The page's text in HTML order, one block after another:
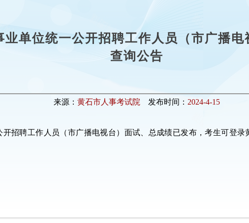
业单位统一公开招聘工作人员（市广播
查询公告
来源： 黄石市人事考试院 发布时间： 2024-4-15
开招聘工作人员（市广播电视台）面试、总成绩已发布，考生可登